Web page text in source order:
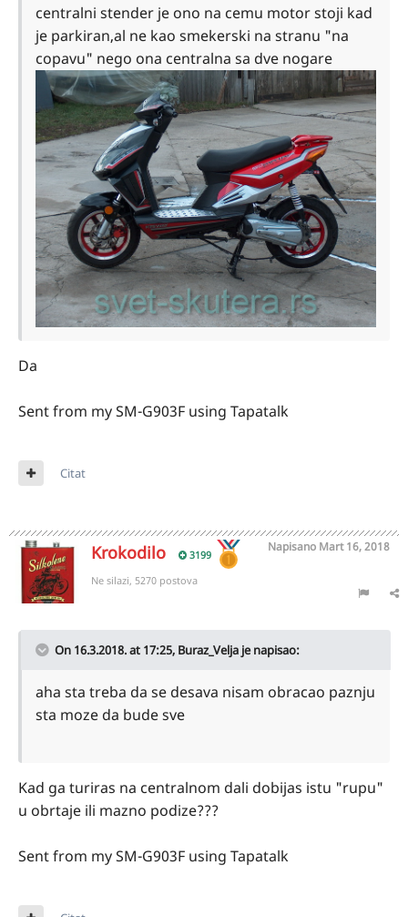
centralni stender je ono na cemu motor stoji kad
je parkiran,al ne kao smekerski na stranu "na
copavu" nego ona centralna sa dve nogare
Da
Sent from my SM-G903F using Tapatalk
Citat
Krokodilo 3199
Napisano Mart 16, 2018
Ne silazi, 5270 postova
On 16.3.2018. at 17:25, Buraz_Velja je napisao:
aha sta treba da se desava nisam obracao paznju
sta moze da bude sve
Kad ga turiras na centralnom dali dobijas istu "rupu"
u obrtaje ili mazno podize???
Sent from my SM-G903F using Tapatalk